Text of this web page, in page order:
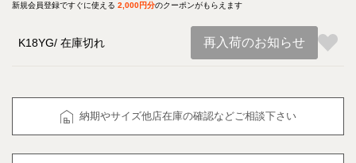
新規会員登録ですぐに使える 2,000円分のクーポンがもらえます
K18YG 在庫切れ 再入荷のお知らせ
納期やサイズ他店在庫の確認などご相談下さい